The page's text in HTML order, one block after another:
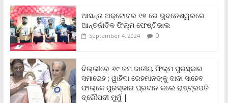
e
b
o
o
k
t
t
e
r
i
l
t
s
A
p
p
L
i
n
k
t
F
r
i
d
l
y
e
ଆସନ୍ତା ଅକ୍ଟୋବର ୧୭ ରେ ଭୁବନେଶ୍ୱରରେ
ଆନ୍ତର୍ଜାତିକ ଫିଲ୍ମ ଫେଷ୍ଟିଭାଲ
September 4, 2024 0
ଦିଲ୍ଲୀରେ ୬୯ ତମ ଜାତୀୟ ଫିଲ୍ମ ପୁରସ୍କାର
ସମାରୋହ ; ୱାହିଦା ରେହମାନଙ୍କୁ ଦାଦା ସାହେବ
ଫାଲ୍‌କେ ପୁରସ୍କାର ପ୍ରଦାନ କଲେ ରାଷ୍ଟ୍ରପତି
ଦ୍ରୌପଦୀ ମୁର୍ମୁ |